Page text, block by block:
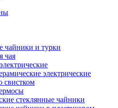
чайники и турки
чая
электрические
свистком
стеклянные чайники